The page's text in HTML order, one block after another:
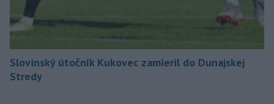
Slovinský útočník Kukovec zamieril do Dunajskej
Stredy